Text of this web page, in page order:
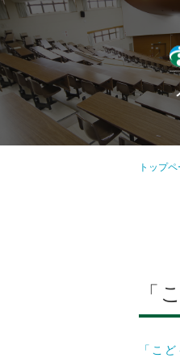
トップ
「
「こ